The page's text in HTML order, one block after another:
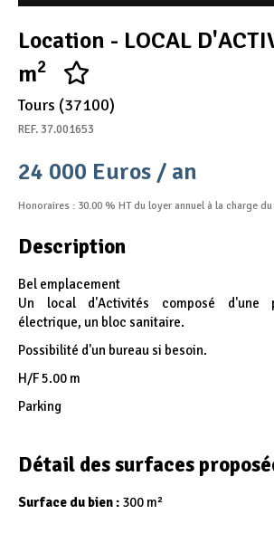
Nous rejoindre
Location - LOCAL
m2
Tours (37100)
REF. 37.001653
24 000 Euros / an
Honoraires : 30.00 % HT du loyer annuel à la charge
Description
Bel emplacement
Un local d'Activités composé d'une
électrique, un bloc sanitaire.
Possibilité d'un bureau si besoin.
H/F 5.00 m
Parking
Détail des surfaces
Surface du bien : 300 m²